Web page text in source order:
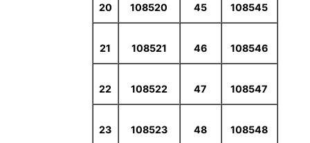
108545
45
108520
20
108546
46
108521
21
108547
47
108522
22
108548
48
108523
23